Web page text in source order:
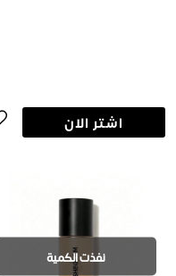
اشتر الان
نفذت الكمية